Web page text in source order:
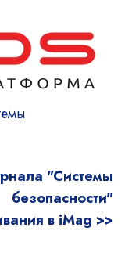
"Системы
безопасности"
в iMag >>